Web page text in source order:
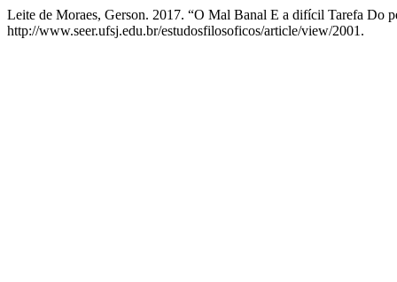
Leite de Moraes, Gerson. 2017. “O Mal Banal E a difícil Tarefa Do
http://www.seer.ufsj.edu.br/estudosfilosoficos/article/view/2001.